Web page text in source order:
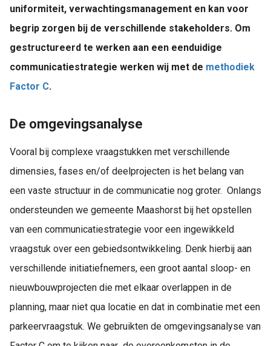
uniformiteit, verwachtingsmanagement en kan voor
begrip zorgen bij de verschillende stakeholders. Om
gestructureerd te werken aan een eenduidige
communicatiestrategie werken wij met de methodiek
Factor C.
De omgevingsanalyse
Vooral bij complexe vraagstukken met verschillende
dimensies, fases en/of deelprojecten is het belang van
een vaste structuur in de communicatie nog groter. Onlangs
ondersteunden we gemeente Maashorst bij het opstellen
van een communicatiestrategie voor een ingewikkeld
vraagstuk over een gebiedsontwikkeling. Denk hierbij aan
verschillende initiatiefnemers, een groot aantal sloop- en
nieuwbouwprojecten die met elkaar overlappen in de
planning, maar niet qua locatie en dat in combinatie met een
parkeervraagstuk. We gebruikten de omgevingsanalyse van